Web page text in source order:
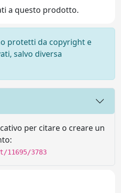
a questo prodotto.
protetti da copyright e
salvo diversa
per citare o creare un
3783